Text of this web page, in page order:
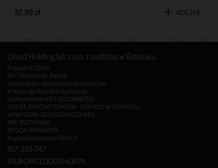
32,99 zł KOSZYK
Cloud Holding Sp. z o.o. z siedzibą w Gdańsku
Przytulna 22A/5
80-176 Gdańsk, Polska
wpisana do rejestru przedsiębiorców
Krajowego Rejestru Sądowego
pod numerem KRS 0000998700
SĄD REJONOWY GDAŃSK - PÓŁNOC W GDAŃSKU,
VII WYDZIAŁ GOSPODARCZY KRS
NIP: 9571110560
REGON 381694935
Kapitał zakładowy 5600 zł
517-333-747
BIURO@CLOUDSHOP.PL